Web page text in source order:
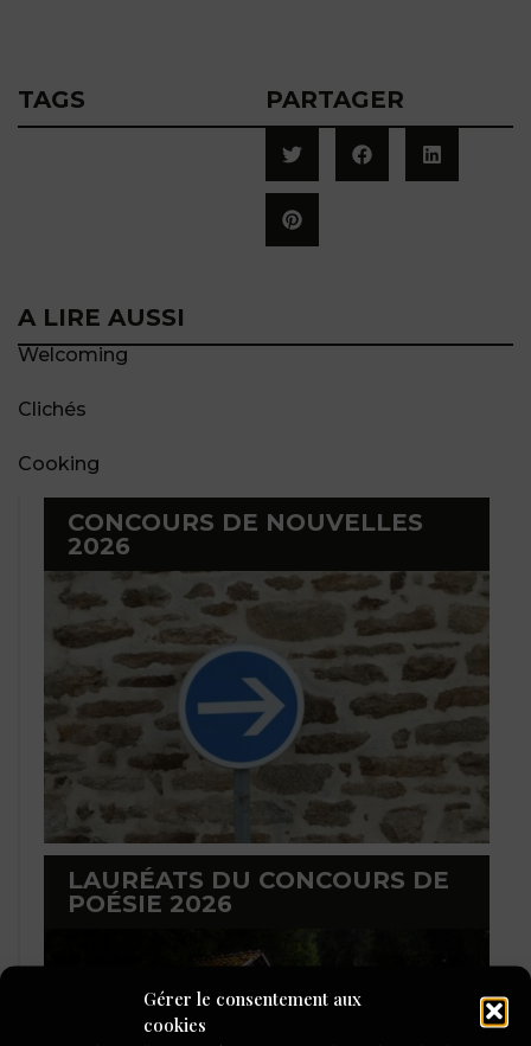
Gérer le consentement aux
cookies
TAGS PARTAGER
A LIRE AUSSI
Welcoming
Clichés
Cooking
CONCOURS DE NOUVELLES
2026
LAURÉATS DU CONCOURS DE
POÉSIE 2026